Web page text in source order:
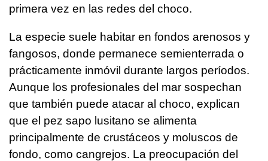
primera vez en las redes del choco.
La especie suele habitar en fondos arenosos y
fangosos, donde permanece semienterrada o
prácticamente inmóvil durante largos períodos.
Aunque los profesionales del mar sospechan
que también puede atacar al choco, explican
que el pez sapo lusitano se alimenta
principalmente de crustáceos y moluscos de
fondo, como cangrejos. La preocupación del